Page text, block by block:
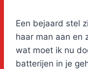
Een bejaard stel
haar man aan en
wat moet ik nu
batterijen in je